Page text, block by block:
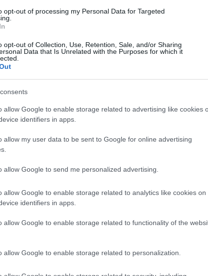
opt-out of processing my Personal Data for Targeted
opt-out of Collection, Use, Retention, Sale, and/or Sharing
Data that Is Unrelated with the Purposes for which it
allow Google to enable storage related to advertising like cookies
identifiers in apps.
allow my user data to be sent to Google for online advertising
allow Google to send me personalized advertising.
allow Google to enable storage related to analytics like cookies on
identifiers in apps.
allow Google to enable storage related to functionality of the
allow Google to enable storage related to personalization.
fascinante de más de 100 kilómetros
Trento. Este camino no es solo una
sino que también es un viaje a través del
, el patrón de Trento, quien dedicó su
Al caminar por este sendero, te verás
valles alpinos hasta las majestuosas
Sendero de San Vili
Trento y Madonna di Campiglio,
aliento y brindando la oportunidad de
imaginas caminando por frondosos
imponentes, mientras descubres
detenido en el tiempo? El camino está
que permiten a los excursionistas elegir
montañas o una opción más accesible